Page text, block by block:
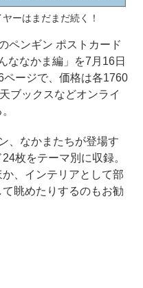
ーはまだまだ続く！
ペンギン ポストカード
ななかま編」を7月16日
ージで、価格は各1760
ブックスなどオンライ
、なかまたちが登場す
枚をテーマ別に収録。
、インテリアとして部
眺めたりするのもお勧